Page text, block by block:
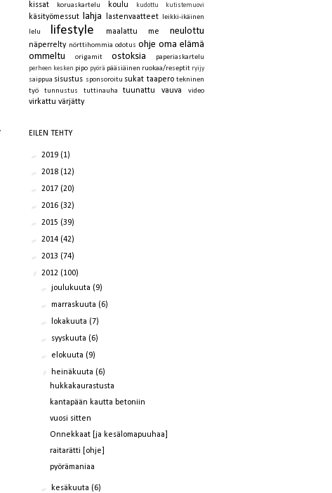
kissat koruaskartelu koulu kudottu kutistemuovi
käsityömessut lahja lastenvaatteet
leikki-ikäinen
lelu
lifestyle maalattu me neulottu
näperrelty nörttihommia odotus ohje oma elämä
ommeltu
origamit ostoksia paperiaskartelu
perheen kesken pipo pyörä pääsiäinen ruokaa/reseptit ryijy
saippua sisustus sponsoroitu sukat taapero tekninen
työ
tunnustus tuttinauha tuunattu vauva video
virkattu värjätty
EILEN TEHTY
► 2019 (1)
► 2018 (12)
► 2017 (20)
► 2016 (32)
► 2015 (39)
► 2014 (42)
► 2013 (74)
▼ 2012 (100)
►joulukuuta (9)
►marraskuuta (6)
► lokakuuta (7)
► syyskuuta (6)
► elokuuta (9)
▼ heinäkuuta (6)
hukkakaurastusta
kantapään kautta betoniin
vuosi sitten
Onnekkaat [ja kesälomapuuhaa]
raitarätti [ohje]
pyörämaniaa
► kesäkuuta (6)